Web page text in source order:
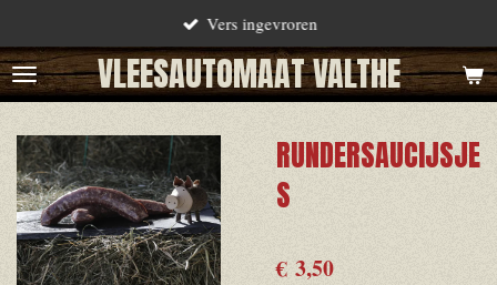
direct
naar
hoofdinhoud
VLEESAUTOMAAT VALTHE
Vers ingevroren
RUNDERSAUCIJSJE
S
€ 3,50